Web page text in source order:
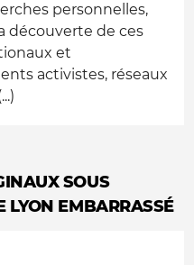
personnelles,
découverte de ces
et
activistes, réseaux
SOUS
LYON EMBARRASSÉ